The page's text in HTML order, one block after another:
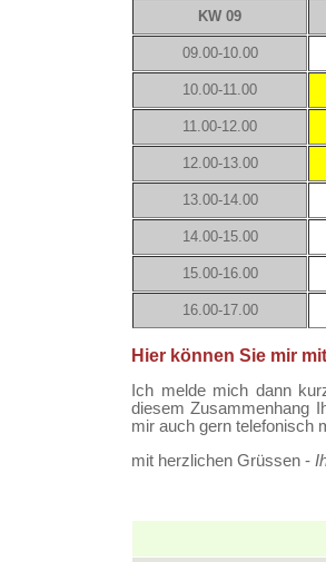
KW 09
09.00-10.00
10.00-11.00
11.00-12.00
12.00-13.00
13.00-14.00
14.00-15.00
15.00-16.00
16.00-17.00
Hier können Sie mir
Ich melde mich dann
diesem Zusammenhang
mir auch gern telefonisch
mit herzlichen Grüssen -